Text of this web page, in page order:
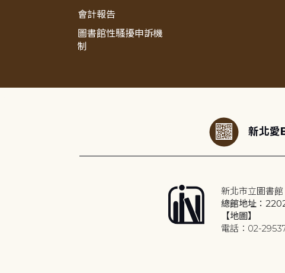
會計報告
圖書館性騷擾申訴機
制
新北愛
新北市立圖書
總館地址：
【地圖】
電話：02-